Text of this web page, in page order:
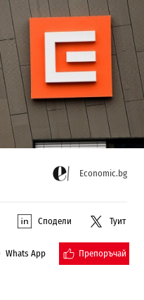
Economic.bg
Сподели Туит
Whats App Препоръчай